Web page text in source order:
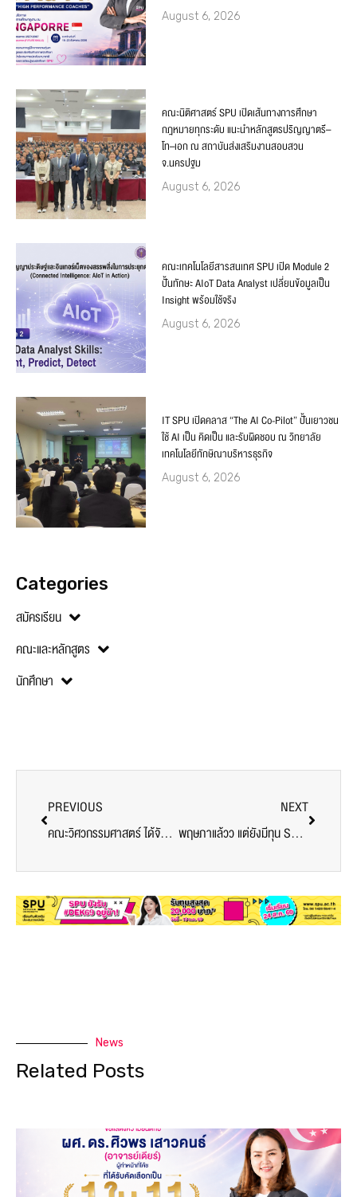
August 6, 2026
คณะนิติศาสตร์ SPU เปิดเส้นทางการศึกษา
กฎหมายทุกระดับ แนะนำหลักสูตรปริญญาตรี–
โท–เอก ณ สถาบันส่งเสริมงานสอบสวน
จ.นครปฐม
August 6, 2026
คณะเทคโนโลยีสารสนเทศ SPU เปิด Module 2
ปั้นทักษะ AIoT Data Analyst เปลี่ยนข้อมูลเป็น
Insight พร้อมใช้จริง
August 6, 2026
IT SPU เปิดคลาส “The AI Co-Pilot” ปั้นเยาวชน
ใช้ AI เป็น คิดเป็น และรับผิดชอบ ณ วิทยาลัย
เทคโนโลยีทักษิณาบริหารธุรกิจ
August 6, 2026
Categories
สมัครเรียน
คณะและหลักสูตร
นักศึกษา
PREVIOUS
คณะวิศวกรรมศาสตร์ ได้จัดนิทรรศการในหัวข้อ “Sustainability in Civil Engineering” เมื่อวันที่ 23 เมษายน 2566 อาคารเอนกประสงค์
NEXT
พฤษภาแล้วว แต่ยังมีทุน SPU โควตาอยู่น้า
News
Related Posts